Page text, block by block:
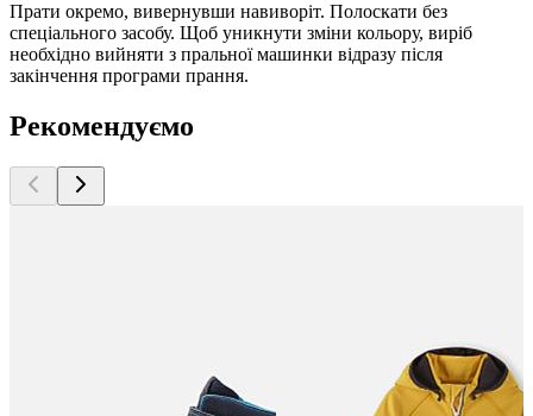
Прати окремо, вивернувши навиворіт. Полоскати без
спеціального засобу. Щоб уникнути зміни кольору, виріб
необхідно вийняти з пральної машинки відразу після
закінчення програми прання.
Рекомендуємо